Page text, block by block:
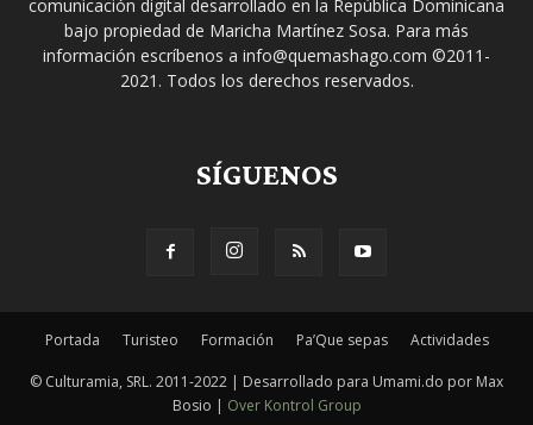
comunicación digital desarrollado en la República Dominicana
bajo propiedad de Maricha Martínez Sosa. Para más
información escríbenos a info@quemashago.com ©2011-
2021. Todos los derechos reservados.
SÍGUENOS
Portada Turisteo Formación Pa’Que sepas Actividades
© Culturamia, SRL. 2011-2022 | Desarrollado para Umami.do por Max
Bosio | Over Kontrol Group